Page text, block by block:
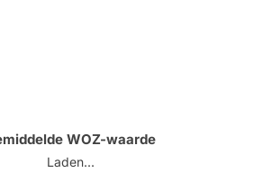
WOZ-waarde
Laden...